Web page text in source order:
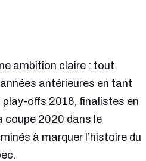
ambition claire : tout
antérieures en tant
play-offs 2016, finalistes en
coupe 2020 dans le
à marquer l’histoire du